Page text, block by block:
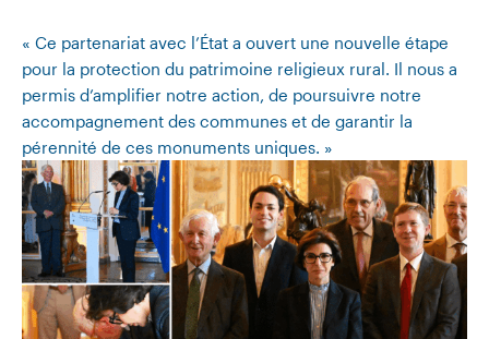
« Ce partenariat avec l’État a ouvert une nouvelle étape
pour la protection du patrimoine religieux rural. Il nous a
permis d’amplifier notre action, de poursuivre notre
accompagnement des communes et de garantir la
pérennité de ces monuments uniques. »